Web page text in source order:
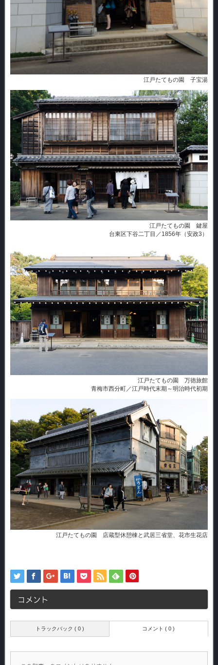
江戸たてもの園 子宝湯
江戸たてもの園 鍵屋
台東区下谷二丁目／1856年（安政3）
江戸たてもの園 万徳旅館
青梅市西分町／江戸時代末期～明治時代初期
江戸たてもの園 店蔵型休憩棟と武居三省堂、花市生花店
コメント
トラックバック ( 0 ) コメント ( 0 )